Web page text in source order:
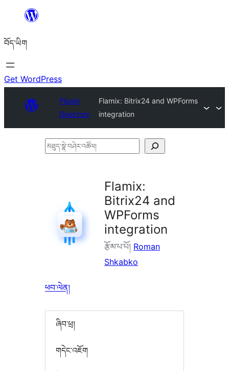
content
བོད་ཡིག
Get WordPress
Plugin
Directory
Flamix: Bitrix24 and WPForms
integration
མཐུད་
Flamix:
Bitrix24 and
WPForms
integration
རྩོམ་པ་པོ། Roman
Shkabko
ཕབ་ལེན།
ཞིབ་ཕྲ།
གདེང་འཇོག